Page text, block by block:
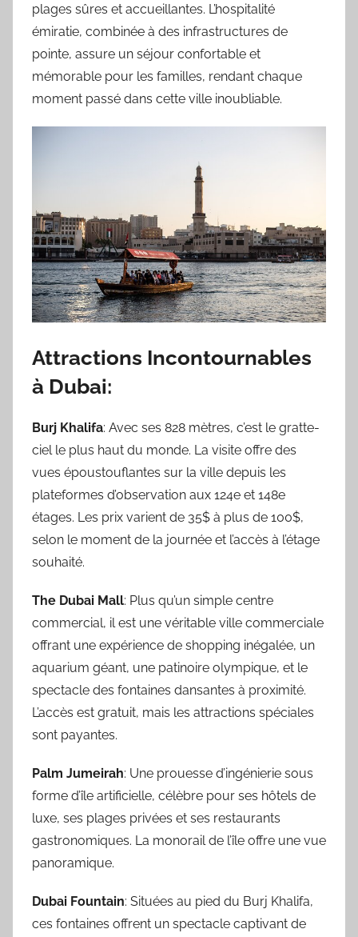
plages sûres et accueillantes. L’hospitalité
émiratie, combinée à des infrastructures de
pointe, assure un séjour confortable et
mémorable pour les familles, rendant chaque
moment passé dans cette ville inoubliable.
Attractions Incontournables
à Dubai:
Burj Khalifa: Avec ses 828 mètres, c’est le gratte-
ciel le plus haut du monde. La visite offre des
vues époustouflantes sur la ville depuis les
plateformes d’observation aux 124e et 148e
étages. Les prix varient de 35$ à plus de 100$,
selon le moment de la journée et l’accès à l’étage
souhaité.
The Dubai Mall: Plus qu’un simple centre
commercial, il est une véritable ville commerciale
offrant une expérience de shopping inégalée, un
aquarium géant, une patinoire olympique, et le
spectacle des fontaines dansantes à proximité.
L’accès est gratuit, mais les attractions spéciales
sont payantes.
Palm Jumeirah: Une prouesse d’ingénierie sous
forme d’île artificielle, célèbre pour ses hôtels de
luxe, ses plages privées et ses restaurants
gastronomiques. La monorail de l’île offre une vue
panoramique.
Dubai Fountain: Situées au pied du Burj Khalifa,
ces fontaines offrent un spectacle captivant de